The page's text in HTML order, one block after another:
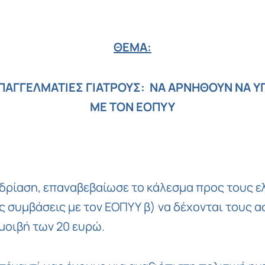
ΘΕΜΑ:
ΓΙΑΤΡΟΥΣ: ΝΑ ΑΡΝΗΘΟΥΝ ΝΑ
ΜΕ ΤΟΝ ΕΟΠΥΥ
επαναβεβαίωσε το κάλεσμα προς τους
με τον ΕΟΠΥΥ β) να δέχονται τους
των 20 ευρώ.